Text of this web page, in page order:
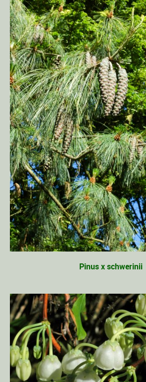
Pinus x schwerinii